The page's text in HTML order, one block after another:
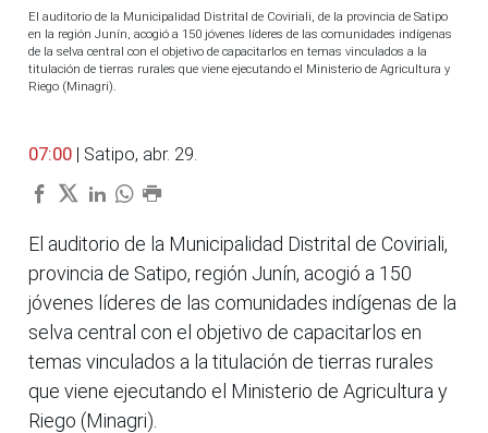
El auditorio de la Municipalidad Distrital de Coviriali, de la provincia de Satipo
en la región Junín, acogió a 150 jóvenes líderes de las comunidades indígenas
de la selva central con el objetivo de capacitarlos en temas vinculados a la
titulación de tierras rurales que viene ejecutando el Ministerio de Agricultura y
Riego (Minagri).
07:00 | Satipo, abr. 29.
El auditorio de la Municipalidad Distrital de Coviriali,
provincia de Satipo, región Junín, acogió a 150
jóvenes líderes de las comunidades indígenas de la
selva central con el objetivo de capacitarlos en
temas vinculados a la titulación de tierras rurales
que viene ejecutando el Ministerio de Agricultura y
Riego (Minagri).